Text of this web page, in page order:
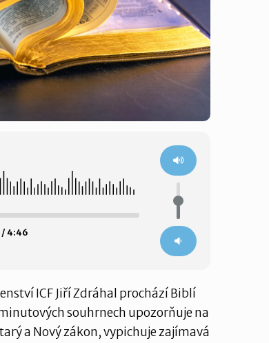
/ 4:46
ICF Jiří Zdráhal prochází Biblí
souhrnech upozorňuje na
a Nový zákon, vypichuje zajímavá